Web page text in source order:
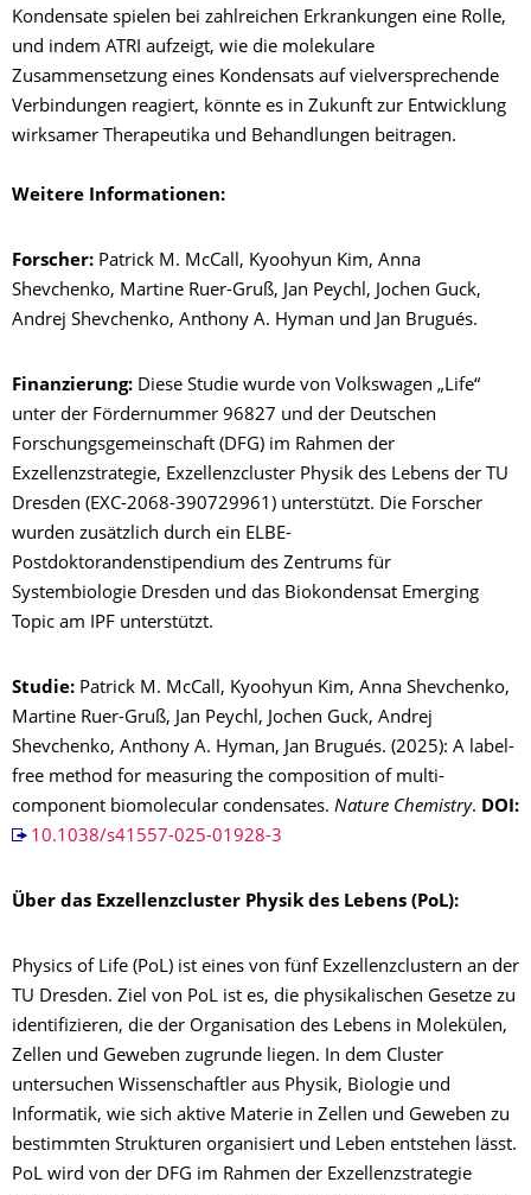
Kondensate spielen bei zahlreichen Erkrankungen eine Rolle,
und indem ATRI aufzeigt, wie die molekulare
Zusammensetzung eines Kondensats auf vielversprechende
Verbindungen reagiert, könnte es in Zukunft zur Entwicklung
wirksamer Therapeutika und Behandlungen beitragen.
Weitere Informationen:
Forscher: Patrick M. McCall, Kyoohyun Kim, Anna
Shevchenko, Martine Ruer-Gruß, Jan Peychl, Jochen Guck,
Andrej Shevchenko, Anthony A. Hyman und Jan Brugués.
Finanzierung: Diese Studie wurde von Volkswagen „Life“
unter der Fördernummer 96827 und der Deutschen
Forschungsgemeinschaft (DFG) im Rahmen der
Exzellenzstrategie, Exzellenzcluster Physik des Lebens der TU
Dresden (EXC-2068-390729961) unterstützt. Die Forscher
wurden zusätzlich durch ein ELBE-
Postdoktorandenstipendium des Zentrums für
Systembiologie Dresden und das Biokondensat Emerging
Topic am IPF unterstützt.
Studie: Patrick M. McCall, Kyoohyun Kim, Anna Shevchenko,
Martine Ruer-Gruß, Jan Peychl, Jochen Guck, Andrej
Shevchenko, Anthony A. Hyman, Jan Brugués. (2025): A label-
free method for measuring the composition of multi-
component biomolecular condensates. Nature Chemistry. DOI:
10.1038/s41557-025-01928-3
Über das Exzellenzcluster Physik des Lebens (PoL):
Physics of Life (PoL) ist eines von fünf Exzellenzclustern an der
TU Dresden. Ziel von PoL ist es, die physikalischen Gesetze zu
identifizieren, die der Organisation des Lebens in Molekülen,
Zellen und Geweben zugrunde liegen. In dem Cluster
untersuchen Wissenschaftler aus Physik, Biologie und
Informatik, wie sich aktive Materie in Zellen und Geweben zu
bestimmten Strukturen organisiert und Leben entstehen lässt.
PoL wird von der DFG im Rahmen der Exzellenzstrategie